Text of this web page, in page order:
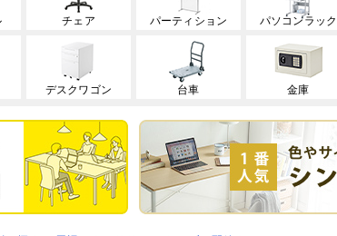
チェア パーティション パソコンラック
デスクワゴン 台車 金庫